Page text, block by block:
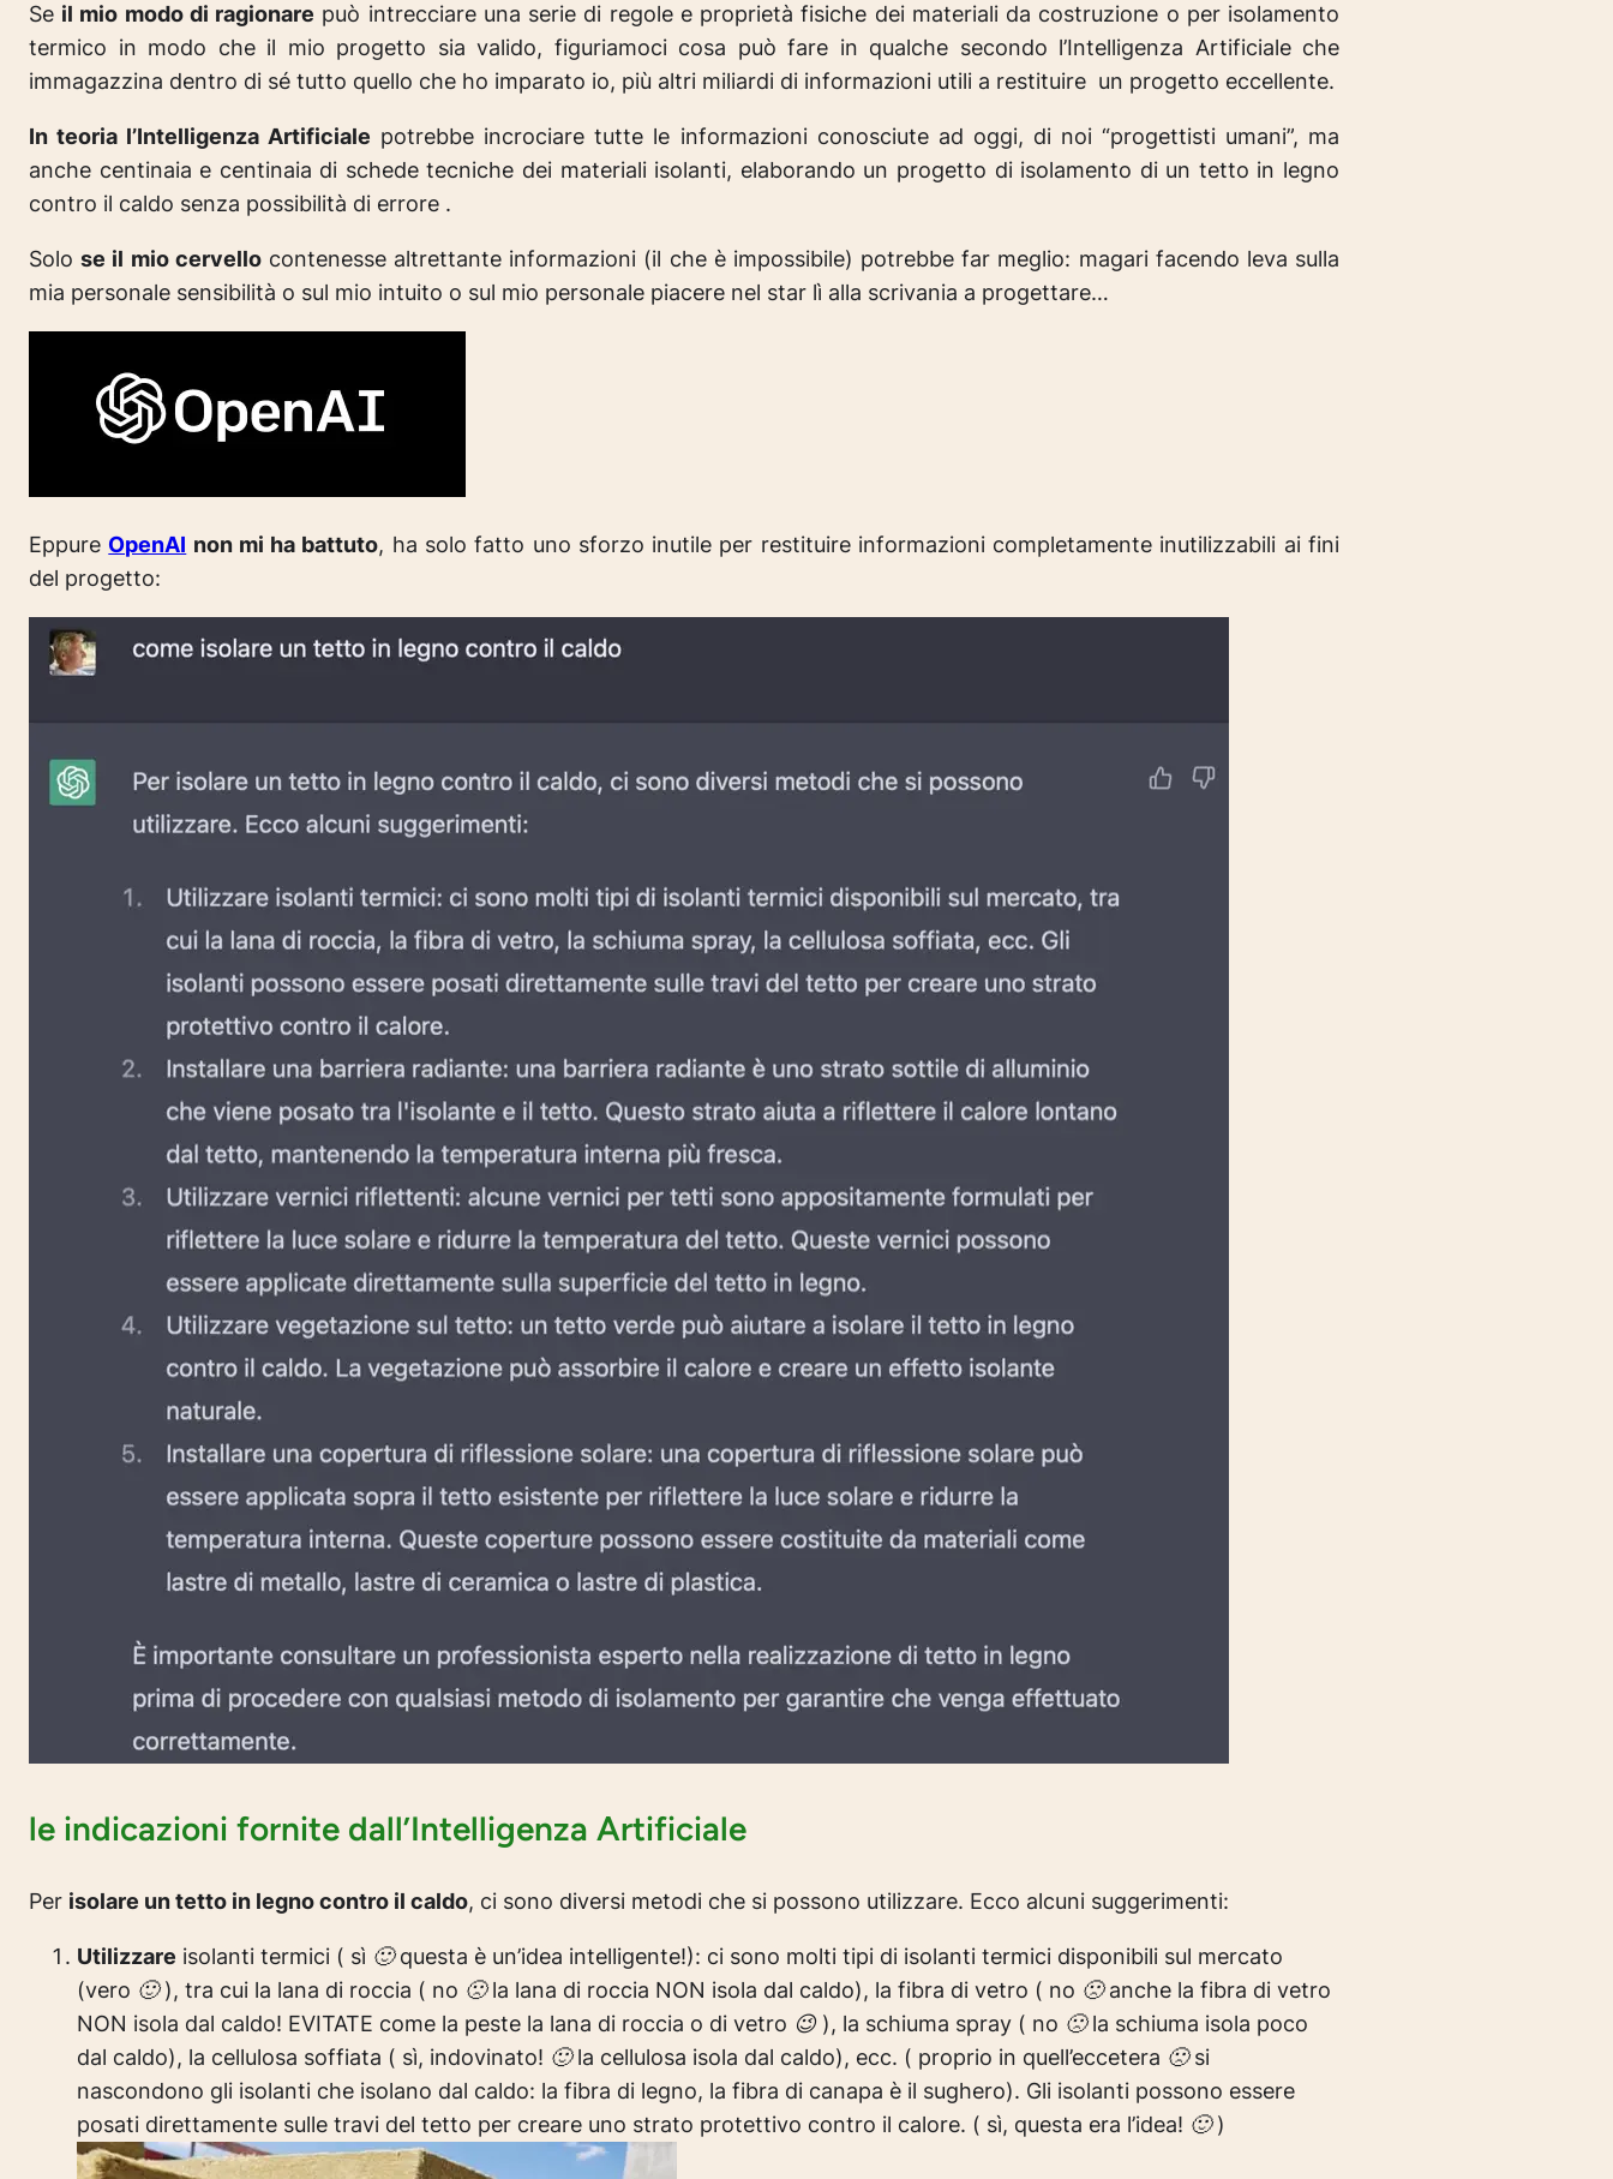
Se il mio modo di ragionare può intrecciare una serie di regole e proprietà fisiche dei materiali da costruzione o per isolamento
termico in modo che il mio progetto sia valido, figuriamoci cosa può fare in qualche secondo l’Intelligenza Artificiale che
immagazzina dentro di sé tutto quello che ho imparato io, più altri miliardi di informazioni utili a restituire un progetto eccellente.
In teoria l’Intelligenza Artificiale potrebbe incrociare tutte le informazioni conosciute ad oggi, di noi “progettisti umani”, ma
anche centinaia e centinaia di schede tecniche dei materiali isolanti, elaborando un progetto di isolamento di un tetto in legno
contro il caldo senza possibilità di errore .
Solose il mio cervellocontenesse altrettante informazioni (il che è impossibile) potrebbe far meglio: magari facendo leva sulla
mia personale sensibilità o sul mio intuito o sul mio personale piacere nel star lì alla scrivania a progettare…
Eppure OpenAI non mi ha battuto, ha solo fatto uno sforzo inutile per restituire informazioni completamente inutilizzabili ai fini
del progetto:
le indicazioni fornite dall’Intelligenza Artificiale
Per isolare un tetto in legno contro il caldo, ci sono diversi metodi che si possono utilizzare. Ecco alcuni suggerimenti:
Utilizzare isolanti termici ( sì 🙂 questa è un’idea intelligente!): ci sono molti tipi di isolanti termici disponibili sul mercato
(vero 🙂 ), tra cui la lana di roccia ( no 🙁 la lana di roccia NON isola dal caldo), la fibra di vetro ( no 🙁 anche la fibra di vetro
NON isola dal caldo! EVITATE come la peste la lana di roccia o di vetro 😉 ), la schiuma spray ( no 🙁 la schiuma isola poco
dal caldo), la cellulosa soffiata ( sì, indovinato! 🙂 la cellulosa isola dal caldo), ecc. ( proprio in quell’eccetera 🙁 si
nascondono gli isolanti che isolano dal caldo: la fibra di legno, la fibra di canapa è il sughero). Gli isolanti possono essere
posati direttamente sulle travi del tetto per creare uno strato protettivo contro il calore. ( sì, questa era l’idea! 🙂 )